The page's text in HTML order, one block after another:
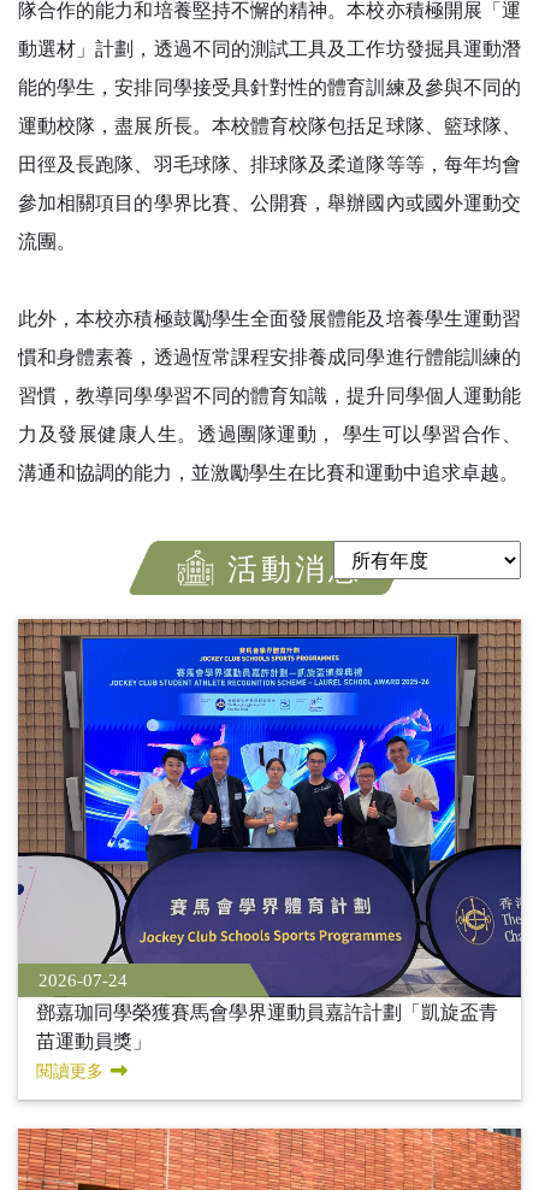
隊合作的能力和培養堅持不懈的精神。本校亦積極開展「運
動選材」計劃，透過不同的測試工具及工作坊發掘具運動潛
能的學生，安排同學接受具針對性的體育訓練及參與不同的
運動校隊，盡展所長。本校體育校隊包括足球隊、籃球隊、
田徑及長跑隊、羽毛球隊、排球隊及柔道隊等等，每年均會
參加相關項目的學界比賽、公開賽，舉辦國內或國外運動交
流團。
此外，本校亦積極鼓勵學生全面發展體能及培養學生運動習
慣和身體素養，透過恆常課程安排養成同學進行體能訓練的
習慣，教導同學學習不同的體育知識，提升同學個人運動能
力及發展健康人生。透過團隊運動， 學生可以學習合作、
溝通和協調的能力，並激勵學生在比賽和運動中追求卓越。
活動消息
2026-07-24
鄧嘉珈同學榮獲賽馬會學界運動員嘉許計劃「凱旋盃青
苗運動員獎」
閱讀更多